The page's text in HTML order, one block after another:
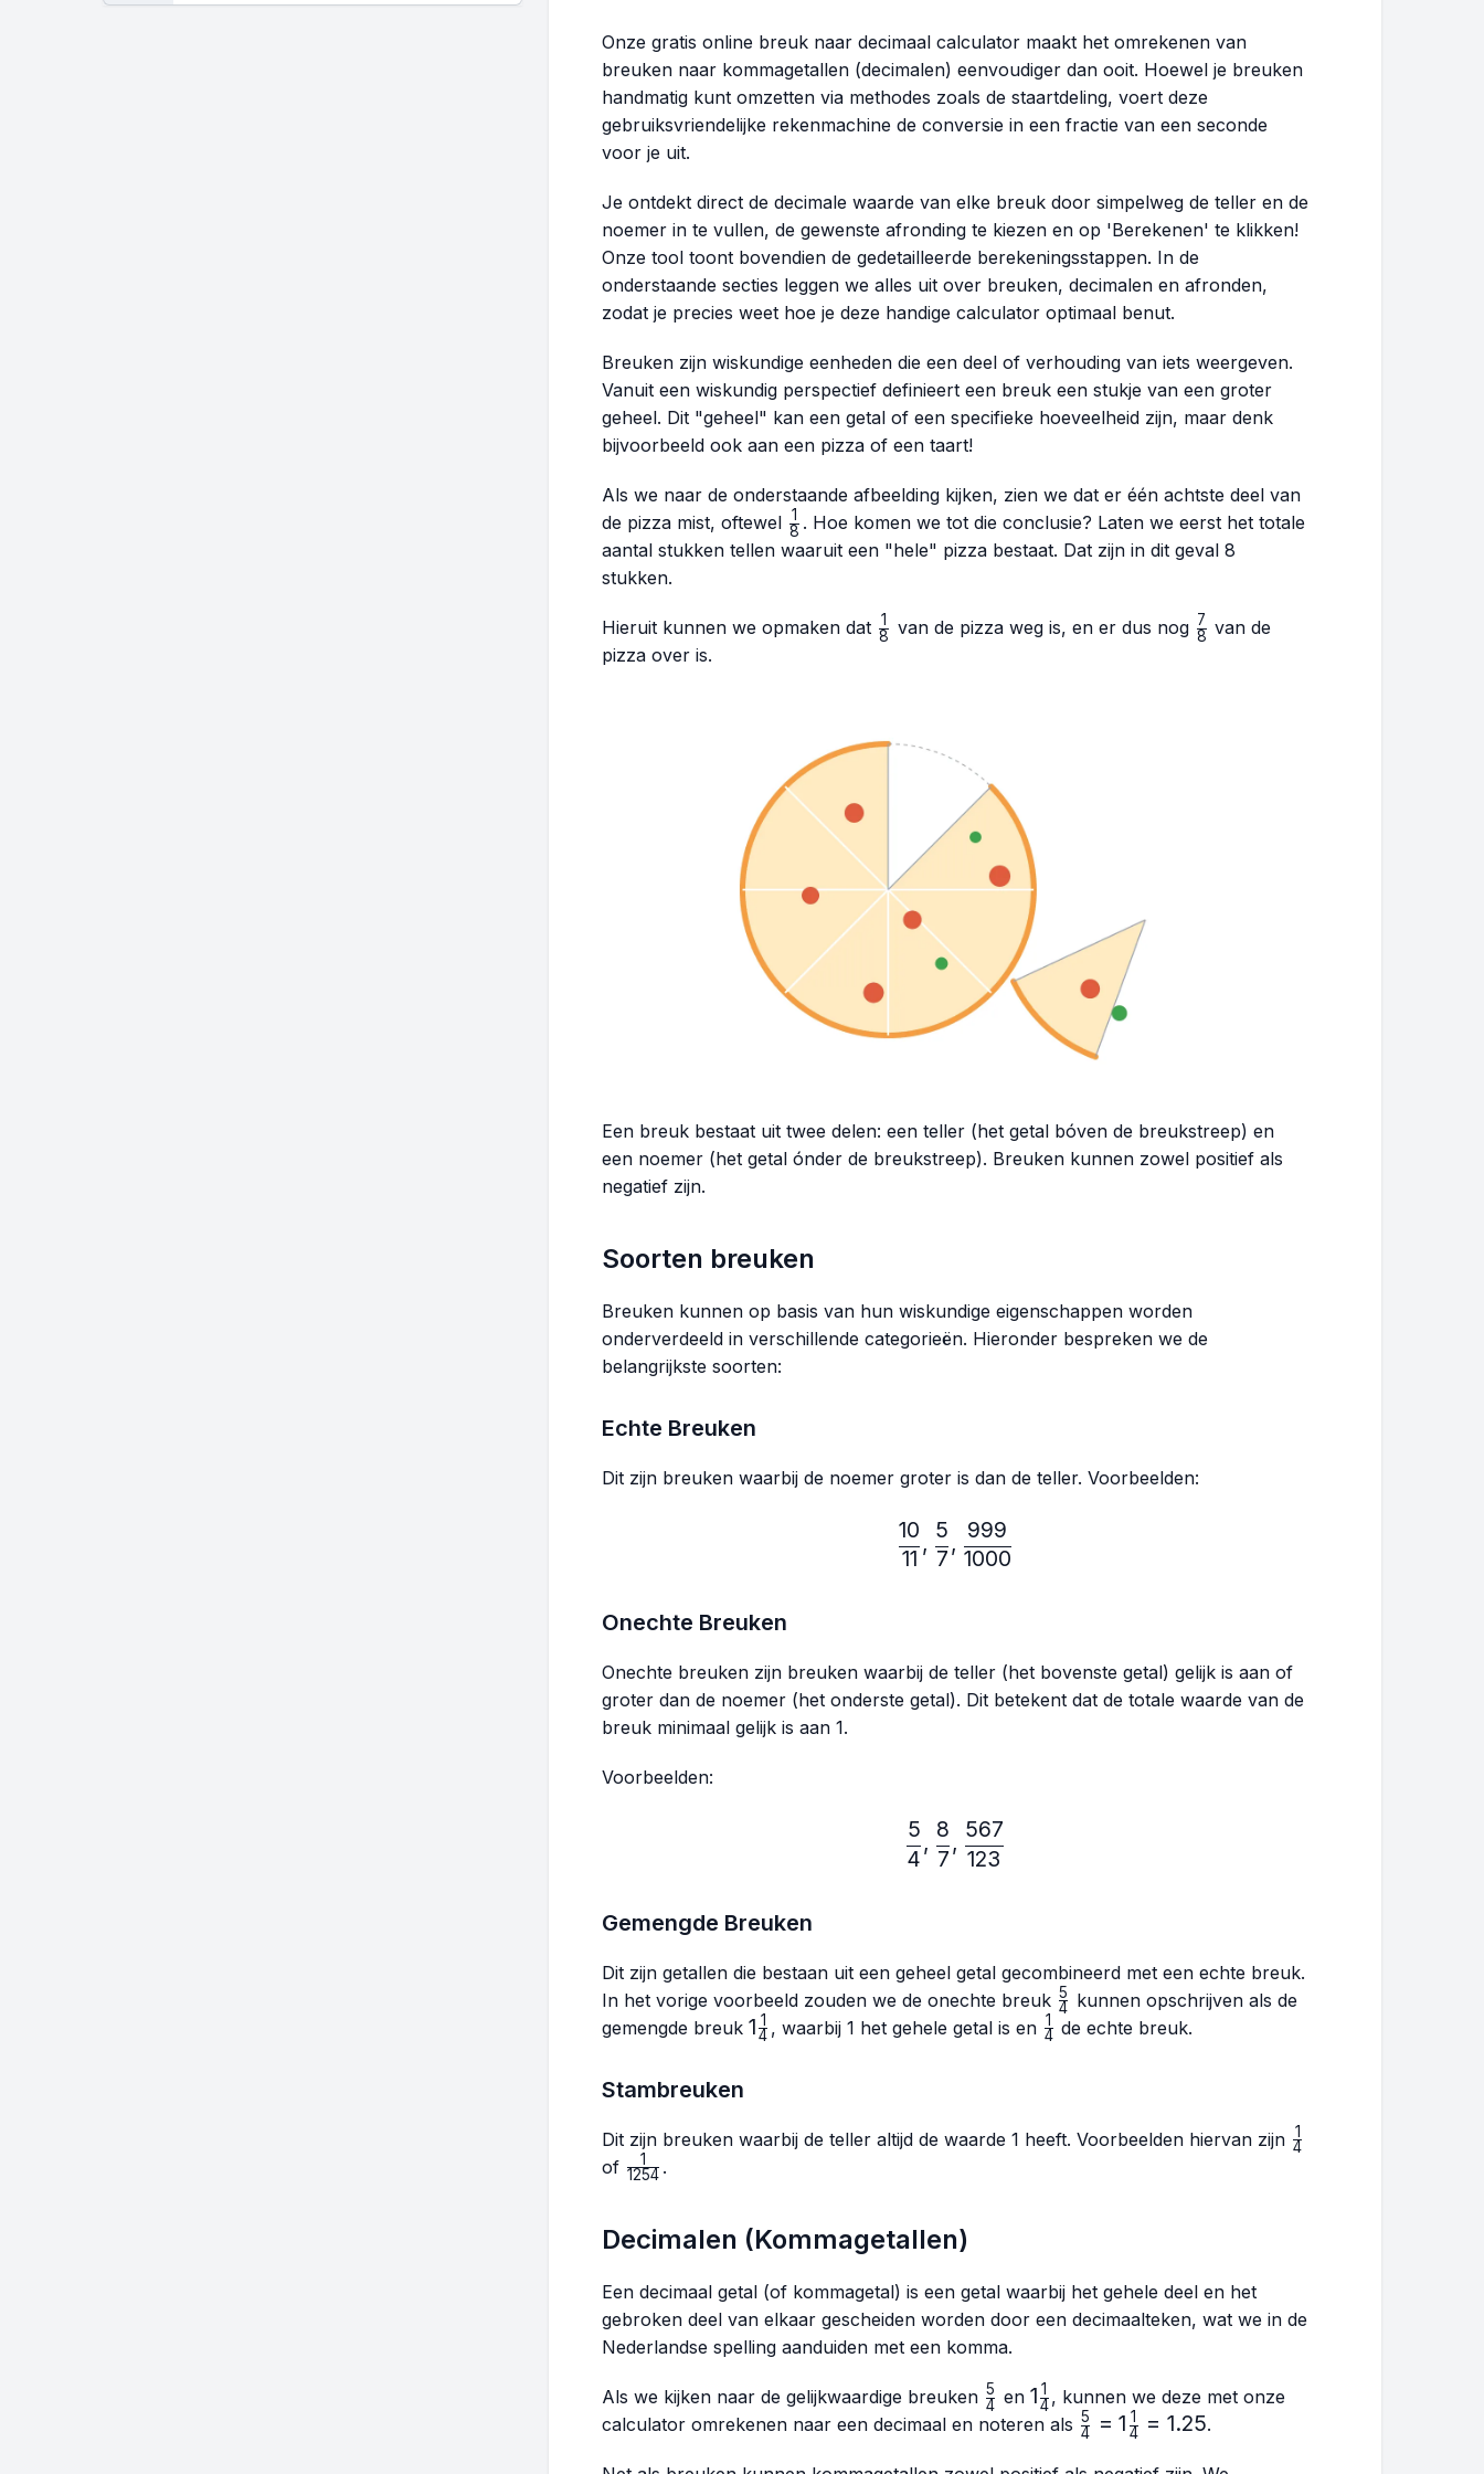
Onze gratis online breuk naar decimaal calculator maakt het omrekenen van
breuken naar kommagetallen (decimalen) eenvoudiger dan ooit. Hoewel je breuken
handmatig kunt omzetten via methodes zoals de staartdeling, voert deze
gebruiksvriendelijke rekenmachine de conversie in een fractie van een seconde
voor je uit.
Je ontdekt direct de decimale waarde van elke breuk door simpelweg de teller en de
noemer in te vullen, de gewenste afronding te kiezen en op 'Berekenen' te klikken!
Onze tool toont bovendien de gedetailleerde berekeningsstappen. In de
onderstaande secties leggen we alles uit over breuken, decimalen en afronden,
zodat je precies weet hoe je deze handige calculator optimaal benut.
Breuken zijn wiskundige eenheden die een deel of verhouding van iets weergeven.
Vanuit een wiskundig perspectief definieert een breuk een stukje van een groter
geheel. Dit "geheel" kan een getal of een specifieke hoeveelheid zijn, maar denk
bijvoorbeeld ook aan een pizza of een taart!
Als we naar de onderstaande afbeelding kijken, zien we dat er één achtste deel van
de pizza mist, oftewel \frac{1}
{8}
8
1 . Hoe komen we tot die conclusie? Laten we eerst het totale
aantal stukken tellen waaruit een "hele" pizza bestaat. Dat zijn in dit geval 8
stukken.
Hieruit kunnen we opmaken dat \frac{1}
8
1 van de pizza weg is, en er dus nog \frac{7}
8
7 van de
pizza over is.
Een breuk bestaat uit twee delen: een teller (het getal bóven de breukstreep) en
een noemer (het getal ónder de breukstreep). Breuken kunnen zowel positief als
negatief zijn.
Soorten breuken
Breuken kunnen op basis van hun wiskundige eigenschappen worden
onderverdeeld in verschillende categorieën. Hieronder bespreken we de
belangrijkste soorten:
Echte Breuken
Dit zijn breuken waarbij de noemer groter is dan de teller. Voorbeelden:
\frac{10}{11},\frac{5}{7},\frac{999}{1000}
11
10
,
7
5
,
1000
999
Onechte Breuken
Onechte breuken zijn breuken waarbij de teller (het bovenste getal) gelijk is aan of
groter dan de noemer (het onderste getal). Dit betekent dat de totale waarde van de
breuk minimaal gelijk is aan 1.
Voorbeelden:
\frac{5}{4},\frac{8}{7},\frac{567}{123}
4
5
,
7
8
,
123
567
Gemengde Breuken
Dit zijn getallen die bestaan uit een geheel getal gecombineerd met een echte breuk.
In het vorige voorbeeld zouden we de onechte breuk \frac{5}
{4}
4
5
kunnen opschrijven als de
gemengde breuk 1\frac{1}
1 4
1 , waarbij 1 het gehele getal is en \frac{1}
4
1 de echte breuk.
Stambreuken
Dit zijn breuken waarbij de teller altijd de waarde 1 heeft. Voorbeelden hiervan zijn \frac{1}
4
1
of \frac{1}
1254
1 .
Decimalen (Kommagetallen)
Een decimaal getal (of kommagetal) is een getal waarbij het gehele deel en het
gebroken deel van elkaar gescheiden worden door een decimaalteken, wat we in de
Nederlandse spelling aanduiden met een komma.
Als we kijken naar de gelijkwaardige breuken \frac{5}
{4}
4
5 en 1\frac{1}
{4}
14
1 , kunnen we deze met onze
calculator omrekenen naar een decimaal en noteren als \frac{5}
4
5 = 1 4
1 = 1.25.